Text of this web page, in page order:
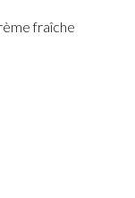
fraîche